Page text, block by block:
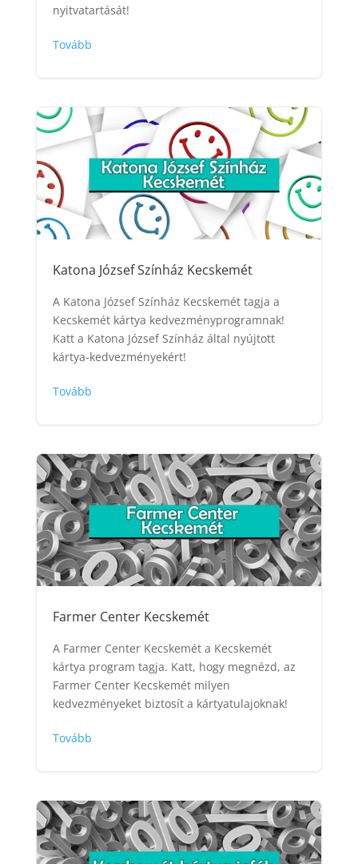
nyitvatartását!
Tovább
Katona József Színház Kecskemét
A Katona József Színház Kecskemét tagja a
Kecskemét kártya kedvezményprogramnak!
Katt a Katona József Színház által nyújtott
kártya-kedvezményekért!
Tovább
Farmer Center Kecskemét
A Farmer Center Kecskemét a Kecskemét
kártya program tagja. Katt, hogy megnézd, az
Farmer Center Kecskemét milyen
kedvezményeket biztosít a kártyatulajoknak!
Tovább